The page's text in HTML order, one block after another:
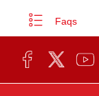
Faqs